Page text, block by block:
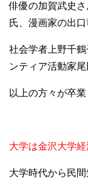
俳優の加賀武史
氏、漫画家の出口
社会学者上野千
ンティア活動家
以上の方々が卒業
大学は金沢大学
大学時代から民